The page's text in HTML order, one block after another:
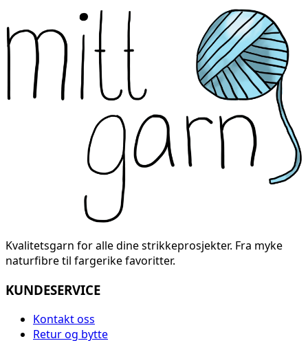
Kvalitetsgarn for alle dine strikkeprosjekter. Fra myke
naturfibre til fargerike favoritter.
KUNDESERVICE
Kontakt oss
Retur og bytte